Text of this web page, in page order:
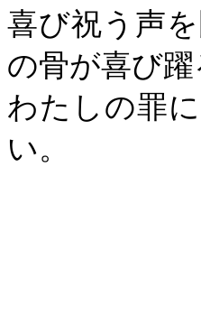
喜び祝う声
の骨が喜び躍
わたしの罪
い。